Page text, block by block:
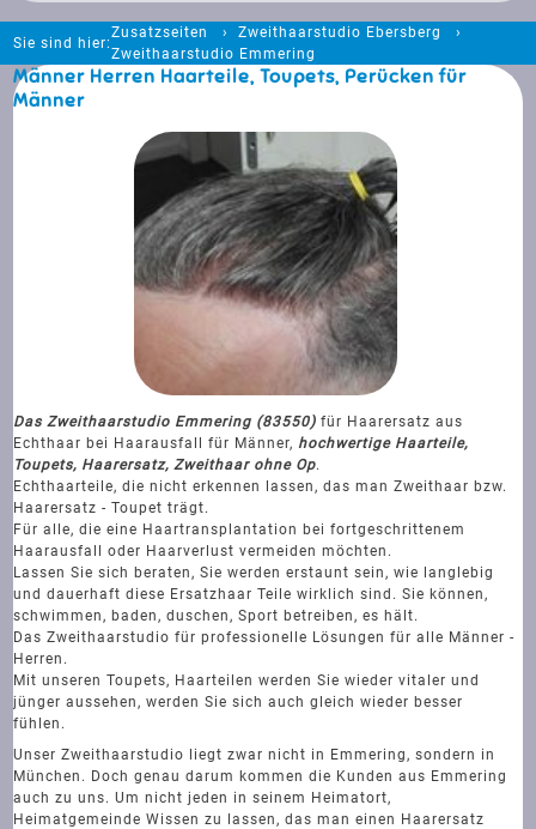
Sie sind hier:
Zusatzseiten
Zweithaarstudio Ebersberg
Zweithaarstudio Emmering
Männer Herren Haarteile, Toupets, Perücken für
Männer
Das Zweithaarstudio Emmering (83550) für Haarersatz aus
Echthaar bei Haarausfall für Männer, hochwertige Haarteile,
Toupets, Haarersatz, Zweithaar ohne Op.
Echthaarteile, die nicht erkennen lassen, das man Zweithaar bzw.
Haarersatz - Toupet trägt.
Für alle, die eine Haartransplantation bei fortgeschrittenem
Haarausfall oder Haarverlust vermeiden möchten.
Lassen Sie sich beraten, Sie werden erstaunt sein, wie langlebig
und dauerhaft diese Ersatzhaar Teile wirklich sind. Sie können,
schwimmen, baden, duschen, Sport betreiben, es hält.
Das Zweithaarstudio für professionelle Lösungen für alle Männer -
Herren.
Mit unseren Toupets, Haarteilen werden Sie wieder vitaler und
jünger aussehen, werden Sie sich auch gleich wieder besser
fühlen.
Unser Zweithaarstudio liegt zwar nicht in Emmering, sondern in
München. Doch genau darum kommen die Kunden aus Emmering
auch zu uns. Um nicht jeden in seinem Heimatort,
Heimatgemeinde Wissen zu lassen, das man einen Haarersatz